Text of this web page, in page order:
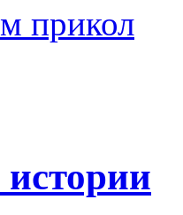
прикол